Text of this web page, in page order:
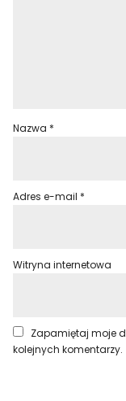
Nazwa *
Adres e-mail *
Witryna internetowa
Zapamiętaj moje
kolejnych komentarzy.